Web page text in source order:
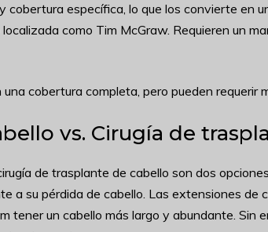
cobertura específica, lo que los convierte en
como Tim McGraw. Requieren un
cobertura completa, pero pueden requerir
vs. Cirugía de
de trasplante de cabello son dos
a su pérdida de cabello. Las extensiones de
tener un cabello más largo y abundante. Sin